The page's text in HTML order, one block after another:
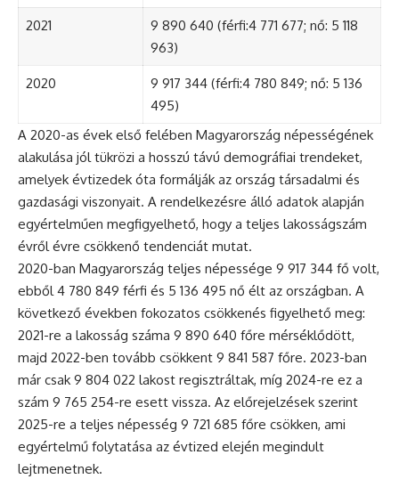
2021
9 890 640 (férfi:4 771 677; nő: 5 118
963)
2020
9 917 344 (férfi:4 780 849; nő: 5 136
495)
A 2020-as évek első felében Magyarország népességének
alakulása jól tükrözi a hosszú távú demográfiai trendeket,
amelyek évtizedek óta formálják az ország társadalmi és
gazdasági viszonyait. A rendelkezésre álló adatok alapján
egyértelműen megfigyelhető, hogy a teljes lakosságszám
évről évre csökkenő tendenciát mutat.
2020-ban Magyarország teljes népessége 9 917 344 fő volt,
ebből 4 780 849 férfi és 5 136 495 nő élt az országban. A
következő években fokozatos csökkenés figyelhető meg:
2021-re a lakosság száma 9 890 640 főre mérséklődött,
majd 2022-ben tovább csökkent 9 841 587 főre. 2023-ban
már csak 9 804 022 lakost regisztráltak, míg 2024-re ez a
szám 9 765 254-re esett vissza. Az előrejelzések szerint
2025-re a teljes népesség 9 721 685 főre csökken, ami
egyértelmű folytatása az évtized elején megindult
lejtmenetnek.